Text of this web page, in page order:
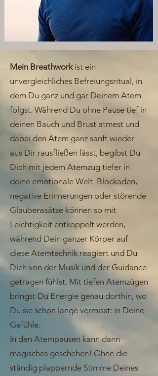
Mein Breathworkist ein
unvergleichliches Befreiungsritual, in
dem Du ganz und gar Deinem Atem
folgst. Während Du ohne Pause tief in
deinen Bauch und Brust atmest und
dabei den Atem ganz sanft wieder
aus Dir rausfließen lässt, begibst Du
Dich mit jedem Atemzug tiefer in
deine emotionale Welt. Blockaden,
negative Erinnerungen oder störende
Glaubenssätze können so mit
Leichtigkeit entkoppelt werden,
während Dein ganzer Körper auf
diese Atemtechnik reagiert und Du
Dich von der Musik und der Guidance
getragen fühlst. Mit tiefen Atemzügen
bringst Du Energie genau dorthin, wo
Du sie schon lange vermisst: in Deine
Gefühle.
In den Atempausen kann dann
magisches geschehen! Ohne die
ständig plappernde Stimme Deines